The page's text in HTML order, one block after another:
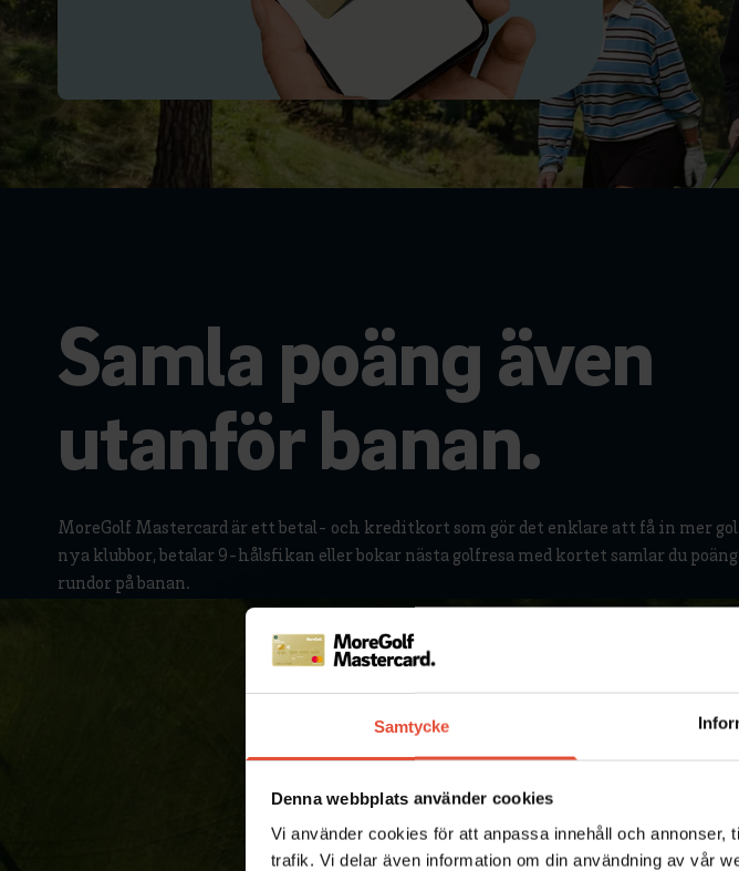
Samtycke
Denna webbplats använder cookies
Vi använder cookies för att anpassa innehåll och
trafik. Vi delar även information om din användning av vår
Samla poäng även
utanför banan.
MoreGolf Mastercard är ett betal- och kreditkort som gör det enklare att få in mer
nya klubbor, betalar 9-hålsfikan eller bokar nästa golfresa med kortet samlar du
rundor på banan.